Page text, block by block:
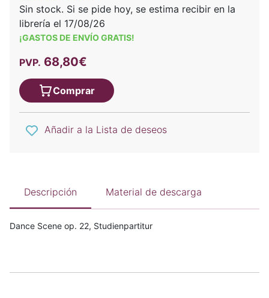
Sin stock. Si se pide hoy, se estima recibir en la
librería el 17/08/26
¡GASTOS DE ENVÍO GRATIS!
PVP. 68,80€
Comprar
Añadir a la Lista de deseos
Descripción Material de descarga
Dance Scene op. 22, Studienpartitur